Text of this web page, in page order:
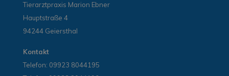
Tierarztpraxis Marion Ebner
Hauptstraße 4
94244 Geiersthal
Kontakt
Telefon: 09923 8044195